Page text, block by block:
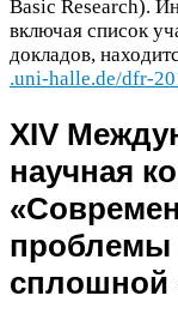
Basic Research).
включая список
докладов,
.uni​-halle​.de/​d​f​r​-​20
XIV
научная
проблемы
сплошной